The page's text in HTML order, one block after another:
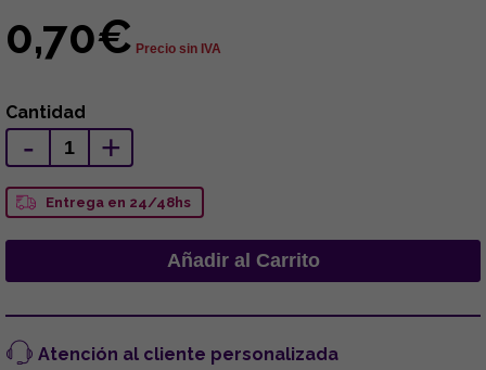
0,70€ Precio sin IVA
Cantidad
- +
Entrega en 24/48hs
Atención al cliente personalizada